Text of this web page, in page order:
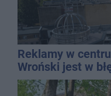
Reklamy w
Wroński jest w